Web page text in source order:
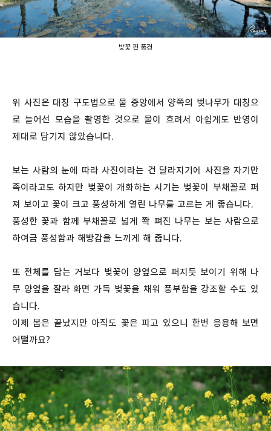
밪꽃 핀 풍경
위 사진은 대칭 구도법으로 물 중앙에서 양쪽의 벚나무가 대칭으
로 늘어선 모습을 촬영한 것으로 물이 흐려서 아쉽게도 반영이
제대로 담기지 않았습니다.
보는 사람의 눈에 따라 사진이라는 건 달라지기에 사진을 자기만
족이라고도 하지만 벚꽃이 개화하는 시기는 벚꽃이 부채꼴로 퍼
져 보이고 꽃이 크고 풍성하게 열린 나무를 고르는 게 좋습니다.
풍성한 꽃과 함께 부채꼴로 넓게 쫙 펴진 나무는 보는 사람으로
하여금 풍성함과 해방감을 느끼게 해 줍니다.
또 전체를 담는 거보다 벚꽃이 양옆으로 퍼지듯 보이기 위해 나
무 양옆을 잘라 화면 가득 벚꽃을 채워 풍부함을 강조할 수도 있
습니다.
이제 봄은 끝났지만 아직도 꽃은 피고 있으니 한번 응용해 보면
어떨까요?